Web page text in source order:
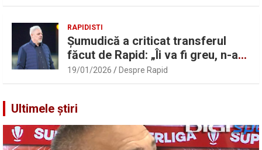
RAPIDISTI
Șumudică a criticat transferul
făcut de Rapid: „Îi va fi greu, n-am
înțeles”
19/01/2026 Despre Rapid
Ultimele știri